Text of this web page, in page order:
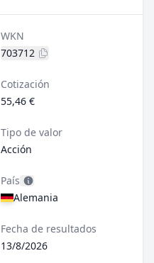
WKN
703712
Cotización
55,46 €
Tipo de valor
Acción
País
Alemania
Fecha de resultados
13/8/2026